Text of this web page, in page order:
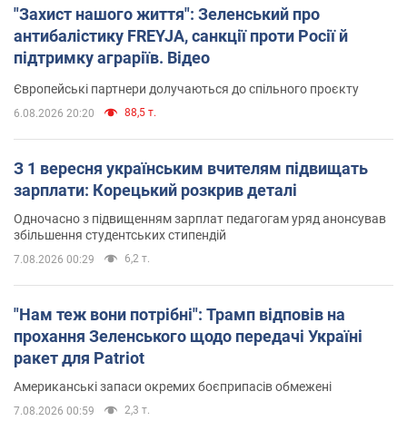
"Захист нашого життя": Зеленський про
антибалістику FREYJA, санкції проти Росії й
підтримку аграріїв. Відео
Європейські партнери долучаються до спільного проєкту
6.08.2026 20:20 88,5 т.
З 1 вересня українським вчителям підвищать
зарплати: Корецький розкрив деталі
Одночасно з підвищенням зарплат педагогам уряд анонсував
збільшення студентських стипендій
7.08.2026 00:29 6,2 т.
"Нам теж вони потрібні": Трамп відповів на
прохання Зеленського щодо передачі Україні
ракет для Patriot
Американські запаси окремих боєприпасів обмежені
7.08.2026 00:59 2,3 т.